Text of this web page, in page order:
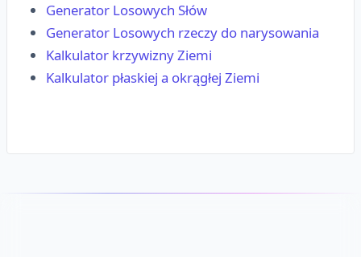
Generator Losowych Słów
Generator Losowych rzeczy do narysowania
Kalkulator krzywizny Ziemi
Kalkulator płaskiej a okrągłej Ziemi